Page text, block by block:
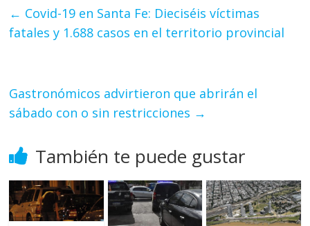
← Covid-19 en Santa Fe: Dieciséis víctimas
fatales y 1.688 casos en el territorio provincial
Gastronómicos advirtieron que abrirán el
sábado con o sin restricciones →
También te puede gustar